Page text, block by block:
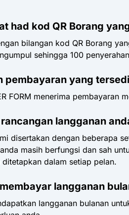
had kod QR Borang
bilangan kod QR Borang
sehingga 100
yang
FORM menerima pembayaran
langganan
disertakan dengan beberapa
masih berfungsi dan sah
dalam setiap pelan.
langganan
langganan bulanan